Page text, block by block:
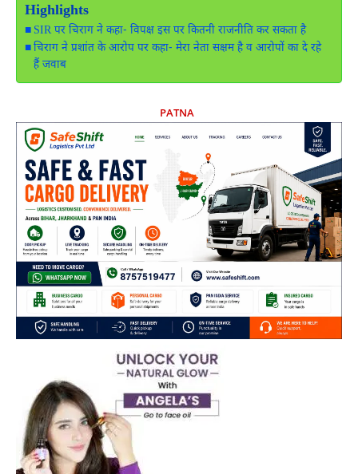
Highlights
SIR पर चिराग ने कहा- विपक्ष इस पर कितनी राजनीति कर सकता है
चिराग ने प्रशांत के आरोप पर कहा- मेरा नेता सक्षम है व आरोपों का दे रहे
हैं जवाब
PATNA